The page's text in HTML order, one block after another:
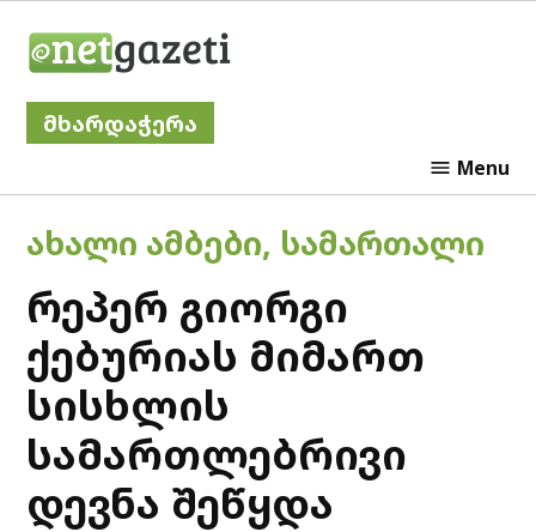
მხარდაჭერა
Menu
POSTED
IN
ᲐᲮᲐᲚᲘ ᲐᲛᲑᲔᲑᲘ, ᲡᲐᲛᲐᲠᲗᲐᲚᲘ
რეპერ გიორგი
ქებურიას მიმართ
სისხლის
სამართლებრივი
დევნა შეწყდა